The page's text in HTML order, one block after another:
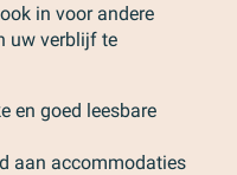
in voor andere
uw verblijf te
en goed leesbare
aan accommodaties